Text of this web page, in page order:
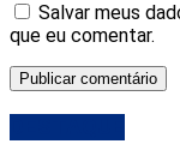
Salvar meus
que eu comentar.